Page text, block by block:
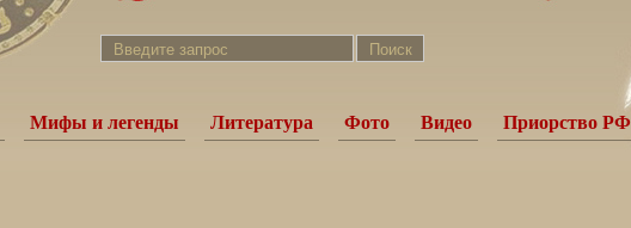
Мифы и легенды Литература Фото Видео Приорство РФ